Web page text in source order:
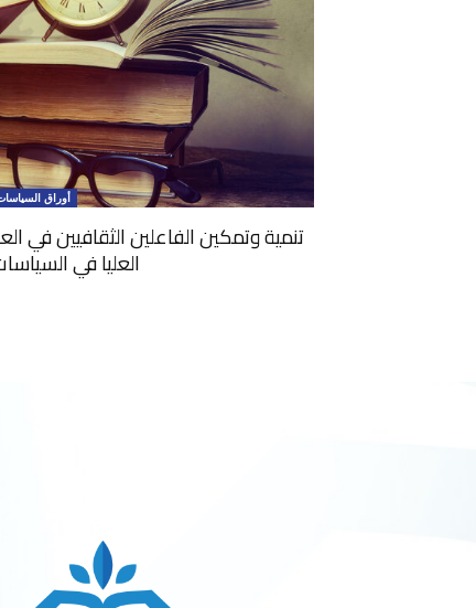
أوراق
تنمية وتمكين الفاعلين الثقافيين في
العليا في